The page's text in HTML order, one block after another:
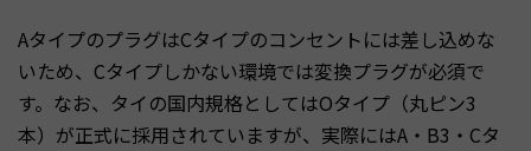
AタイプのプラグはCタイプのコンセントには差し込めな
いため、Cタイプしかない環境では変換プラグが必須で
す。なお、タイの国内規格としてはOタイプ（丸ピン3
本）が正式に採用されていますが、実際にはA・B3・Cタ